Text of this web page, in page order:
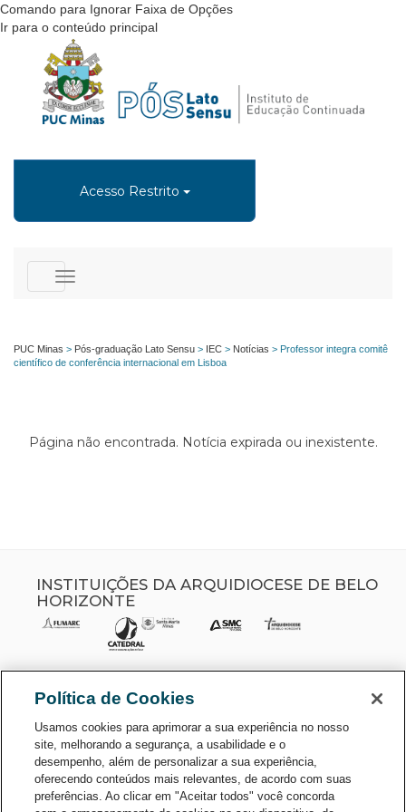
Comando para Ignorar Faixa de Opções
Ir para o conteúdo principal
Acesso Restrito
Toggle
navigation
PUC Minas > Pós-graduação Lato Sensu > IEC > Notícias > Professor integra comitê
científico de conferência internacional em Lisboa
Página não encontrada. Notícia expirada ou inexistente.
INSTITUIÇÕES DA ARQUIDIOCESE DE BELO
HORIZONTE
CONSULTE O CADASTRO NO
Política de Cookies
Usamos cookies para aprimorar a sua experiência no nosso
site, melhorando a segurança, a usabilidade e o
desempenho, além de personalizar a sua experiência,
oferecendo conteúdos mais relevantes, de acordo com suas
preferências. Ao clicar em "Aceitar todos" você concorda